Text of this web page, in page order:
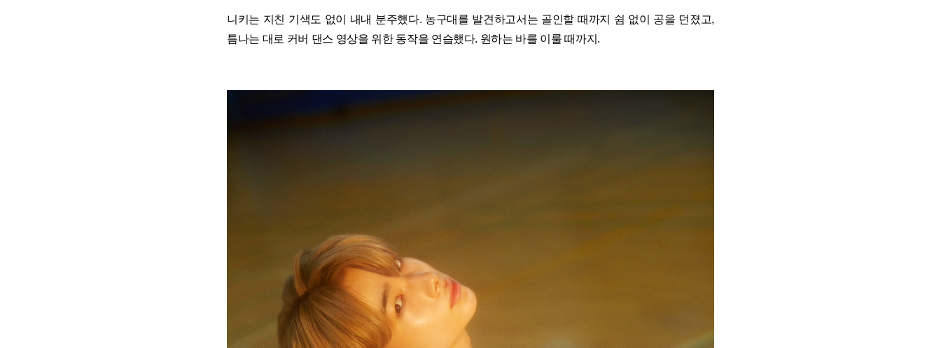
니키는 지친 기색도 없이 내내 분주했다. 농구대를 발견하고서는 골인할 때까지 쉼 없이 공을 던졌고,
틈나는 대로 커버 댄스 영상을 위한 동작을 연습했다. 원하는 바를 이룰 때까지.